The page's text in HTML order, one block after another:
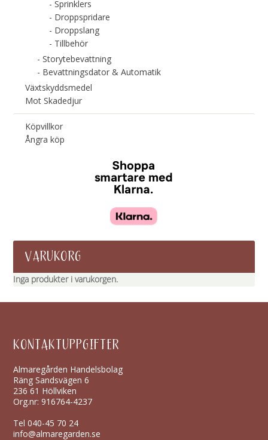
Sprinklers
Droppspridare
Droppslang
Tillbehör
Storytebevattning
Bevattningsdator & Automatik
Växtskyddsmedel
Mot Skadedjur
Köpvillkor
Ångra köp
VARUKORG
Inga produkter i varukorgen.
KONTAKTUPPGIFTER
Almaregården Handelsbolag
Räng Sandsvägen 6
236 61 Höllviken
Org.nr: 916764-4237
Tel040-45 70 24
info@almaregarden.se